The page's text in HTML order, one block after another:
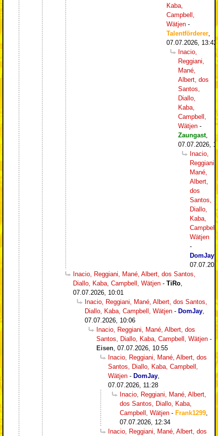
Kaba,
Campbell,
Wätjen -
Talentförderer
07.07.2026, 13:42
Inacio,
Reggiani,
Mané,
Albert, dos
Santos,
Diallo,
Kaba,
Campbell,
Wätjen -
Zaungast,
07.07.2026,
Inacio,
Reggiani,
Mané,
Albert,
dos
Santos,
Diallo,
Kaba,
Campbell,
Wätjen
-
DomJay
Inacio, Reggiani, Mané, Albert, dos Santos,
Diallo, Kaba, Campbell, Wätjen - TiRo
07.07.2026, 10:01
Inacio, Reggiani, Mané, Albert, dos Santos,
Diallo, Kaba, Campbell, Wätjen - DomJay
07.07.2026, 10:06
Inacio, Reggiani, Mané, Albert, dos
Santos, Diallo, Kaba, Campbell, Wätjen -
Eisen 07.07.2026, 10:55
Inacio, Reggiani, Mané, Albert, dos
Santos, Diallo, Kaba, Campbell,
Wätjen - DomJay
07.07.2026, 11:28
Inacio, Reggiani, Mané, Albert,
dos Santos, Diallo, Kaba,
Campbell, Wätjen - Frank1299
07.07.2026, 12:34
Inacio, Reggiani, Mané, Albert, dos